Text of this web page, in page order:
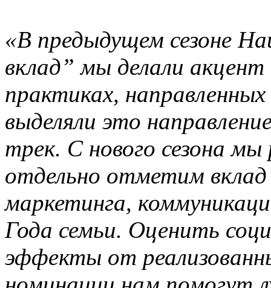
«В предыдущем сезоне
вклад” мы делали
практиках,
выделяли это
трек. С нового сезона
отдельно отметим
маркетинга,
Года семьи. Оценить
эффекты от